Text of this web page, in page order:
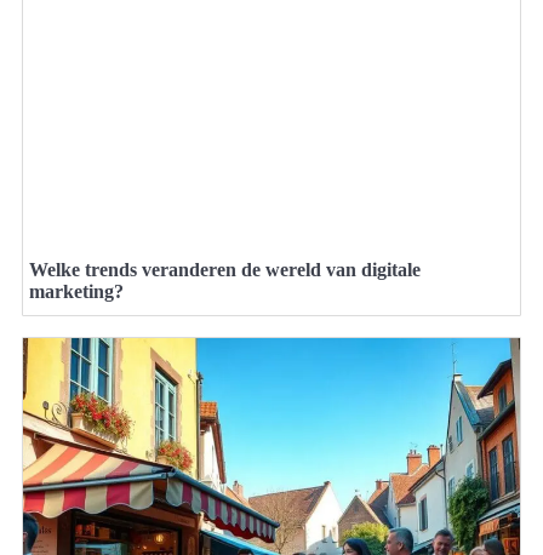
Welke trends veranderen de wereld van digitale
marketing?